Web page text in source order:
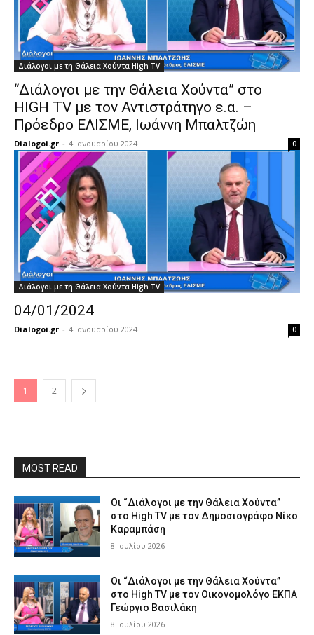
Διάλογοι με τη Θάλεια Χούντα High TV
“Διάλογοι με την Θάλεια Χούντα” στο
HIGH TV με τον Αντιστράτηγο ε.α. –
Πρόεδρο ΕΛΙΣΜΕ, Ιωάννη Μπαλτζώη
Dialogoi.gr - 4 Ιανουαρίου 2024 0
Διάλογοι με τη Θάλεια Χούντα High TV
04/01/2024
Dialogoi.gr - 4 Ιανουαρίου 2024 0
1 2
MOST READ
Οι “Διάλογοι με την Θάλεια Χούντα”
στο High TV με τον Δημοσιογράφο Νίκο
Καραμπάση
8 Ιουλίου 2026
Οι “Διάλογοι με την Θάλεια Χούντα”
στο High TV με τον Οικονομολόγο ΕΚΠΑ
Γεώργιο Βασιλάκη
8 Ιουλίου 2026